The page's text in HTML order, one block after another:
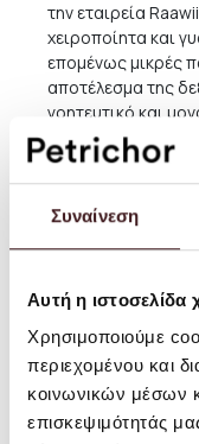
Συναίνεση
Αυτή η ιστοσελίδα
Χρησιμοποιούμε
περιεχομένου και
κοινωνικών μέσων
επισκεψιμότητάς
την εταιρεία
χειροποίητα και
επομένως μικρές
αποτέλεσμα της
γοητευτικό και
Μέγεθος: Υ: 16 x Ø12
Αποστολές
Για παραγγελίες
παράδοση εντός
περιπτώσεις